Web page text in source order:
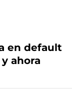
en default
ahora